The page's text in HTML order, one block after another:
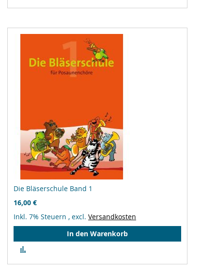
hinzufügen
Die Bläserschule Band 1
16,00 €
Inkl. 7% Steuern , excl. Versandkosten
In den Warenkorb
hinzufügen